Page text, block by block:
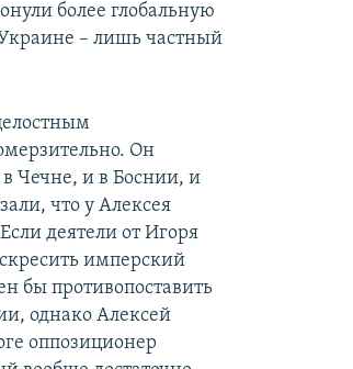
более глобальную
– лишь частный
Он
в Чечне, и в Боснии, и
что у Алексея
деятели от Игоря
имперский
бы противопоставить
однако Алексей
оппозиционер